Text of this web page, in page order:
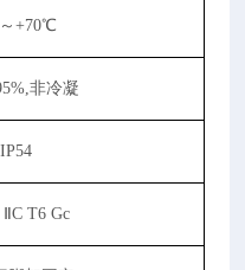
+70℃
非冷凝
IP54
T6 Gc